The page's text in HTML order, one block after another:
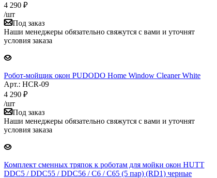
4 290 ₽
/шт
Под заказ
Наши менеджеры обязательно свяжутся с вами и уточнят
условия заказа
Робот-мойщик окон PUDODO Home Window Cleaner White
Арт.: HCR-09
4 290 ₽
/шт
Под заказ
Наши менеджеры обязательно свяжутся с вами и уточнят
условия заказа
Комплект сменных тряпок к роботам для мойки окон HUTT
DDC5 / DDC55 / DDC56 / C6 / C65 (5 пар) (RD1) черные